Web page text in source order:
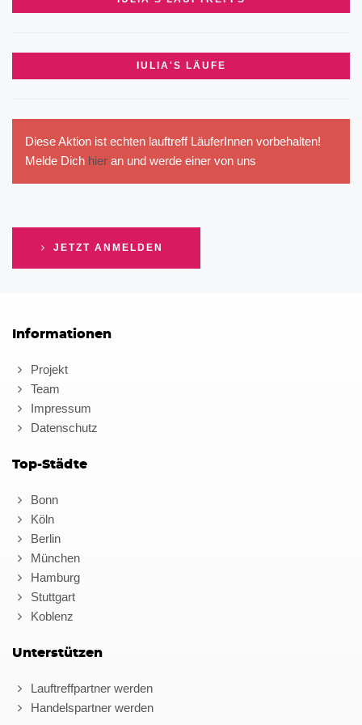
IULIA'S LÄUFE
Diese Aktion ist echten lauftreff LäuferInnen vorbehalten!
Melde Dich hier an und werde einer von uns
JETZT ANMELDEN
Informationen
Projekt
Team
Impressum
Datenschutz
Top-Städte
Bonn
Köln
Berlin
München
Hamburg
Stuttgart
Koblenz
Unterstützen
Lauftreffpartner werden
Handelspartner werden